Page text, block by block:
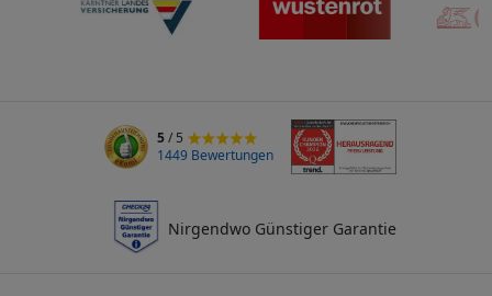
5/ 5
1449 Bewertungen
Nirgendwo Günstiger Garantie